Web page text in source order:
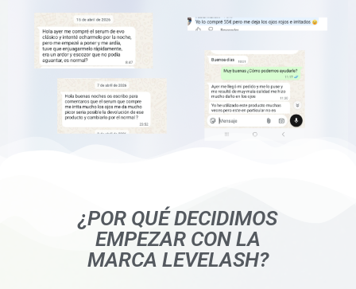
¿POR QUÉ DECIDIMOS
EMPEZAR CON LA
MARCA LEVELASH?